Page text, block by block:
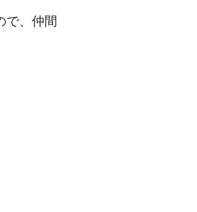
で、仲間